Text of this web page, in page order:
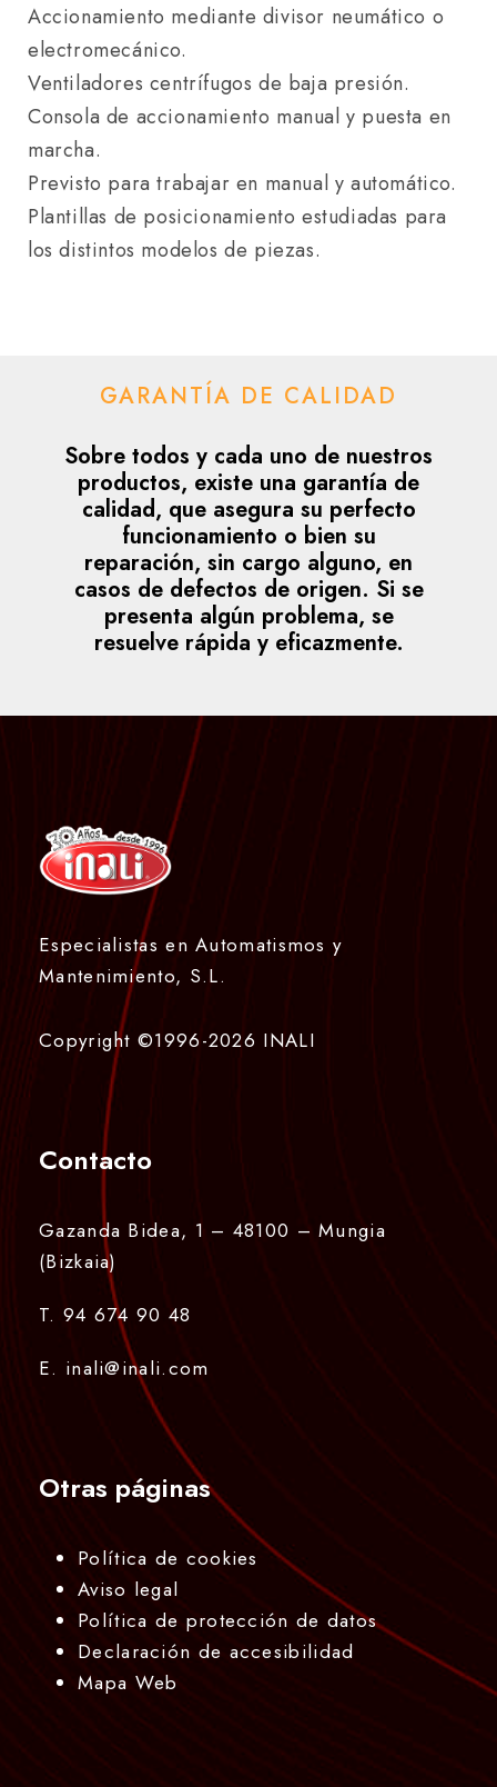
Accionamiento mediante divisor neumático o
electromecánico.
Ventiladores centrífugos de baja presión.
Consola de accionamiento manual y puesta en
marcha.
Previsto para trabajar en manual y automático.
Plantillas de posicionamiento estudiadas para
los distintos modelos de piezas.
GARANTÍA DE CALIDAD
Sobre todos y cada uno de nuestros
productos, existe una garantía de
calidad, que asegura su perfecto
funcionamiento o bien su
reparación, sin cargo alguno, en
casos de defectos de origen. Si se
presenta algún problema, se
resuelve rápida y eficazmente.
Especialistas en Automatismos y
Mantenimiento, S.L.
Copyright ©1996-2026 INALI
Contacto
Gazanda Bidea, 1 – 48100 – Mungia
(Bizkaia)
T. 94 674 90 48
E. inali@inali.com
Otras páginas
Política de cookies
Aviso legal
Política de protección de datos
Declaración de accesibilidad
Mapa Web